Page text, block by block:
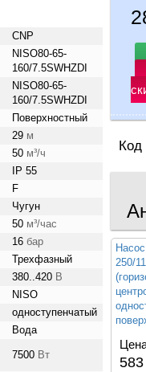
CNP
NISO80-65-
160/7.5SWHZDI
NISO80-65-
160/7.5SWHZDI
Поверхностный
29 м
50 м³/ч
IP 55
F
Чугун
50 м³/час
16 бар
Трехфазный
380..420 В
NISO
одноступенчатый
Вода
7500 Вт
Код
250/
583